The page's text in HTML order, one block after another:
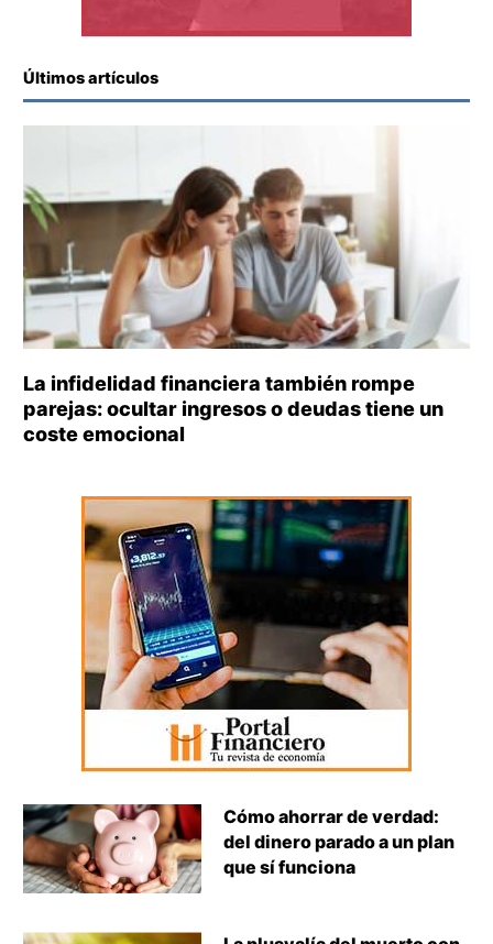
Últimos artículos
La infidelidad financiera también rompe
parejas: ocultar ingresos o deudas tiene un
coste emocional
Cómo ahorrar de verdad:
del dinero parado a un plan
que sí funciona